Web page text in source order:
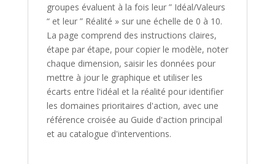
groupes évaluent à la fois leur ” Idéal/Valeurs
“ et leur ” Réalité » sur une échelle de 0 à 10.
La page comprend des instructions claires,
étape par étape, pour copier le modèle, noter
chaque dimension, saisir les données pour
mettre à jour le graphique et utiliser les
écarts entre l'idéal et la réalité pour identifier
les domaines prioritaires d'action, avec une
référence croisée au Guide d'action principal
et au catalogue d'interventions.